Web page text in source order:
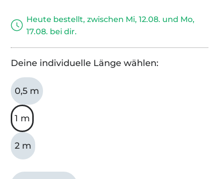
Heute bestellt, zwischen Mi, 12.08. und Mo,
17.08. bei dir.
Deine individuelle Länge wählen:
0,5 m
1 m
2 m